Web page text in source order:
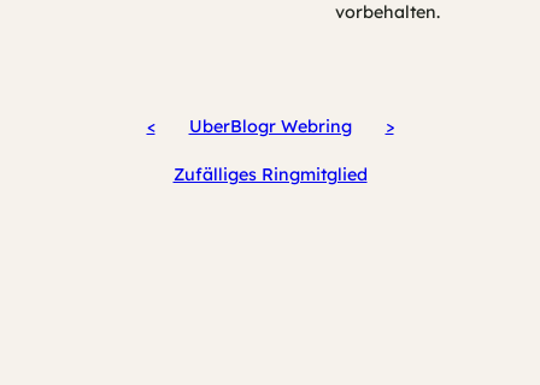
vorbehalten.
< UberBlogr Webring >
Zufälliges Ringmitglied